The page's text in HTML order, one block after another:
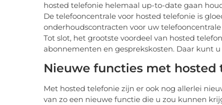
hosted telefonie helemaal up-to-date gaan
De telefooncentrale voor hosted telefonie is
onderhoudscontracten voor uw
Tot slot, het grootste voordeel van hosted
abonnementen en gesprekskosten. Daar kunt
Nieuwe functies met hosted
Met hosted telefonie zijn er ook nog allerlei
van zo een nieuwe functie die u zou kunnen